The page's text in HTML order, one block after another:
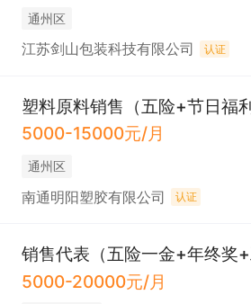
通州区
江苏剑山包装科技有限公司 认证
塑料原料销售（五险+节日福利
5000-15000元/月
通州区
南通明阳塑胶有限公司 认证
销售代表（五险一金+年终奖+
5000-20000元/月